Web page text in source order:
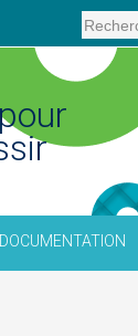
DOCUMENTATION